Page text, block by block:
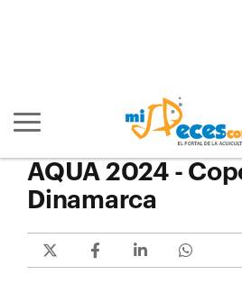
Mostrar/ocultar navegación
AQUA 2024 -
Dinamarca